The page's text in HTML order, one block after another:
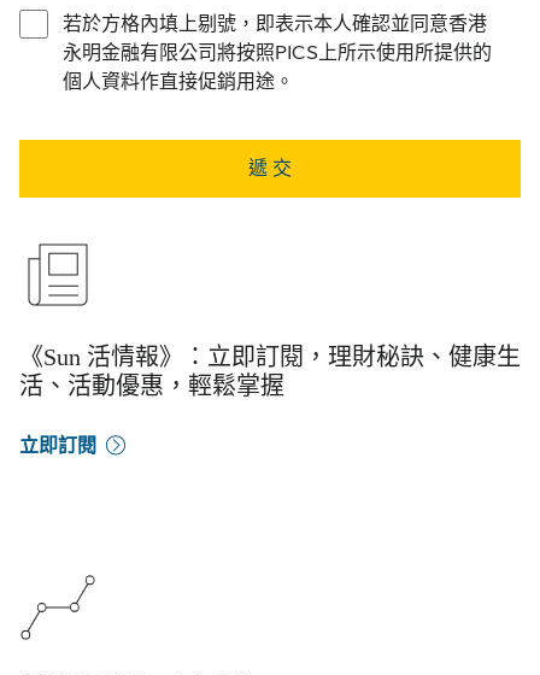
若於方格內填上剔號，即表示本人確認並同意香港
永明金融有限公司將按照PICS上所示使用所提供的
個人資料作直接促銷用途。
遞 交
《Sun 活情報》：立即訂閱，理財秘訣、健康生
活、活動優惠，輕鬆掌握
立即訂閱